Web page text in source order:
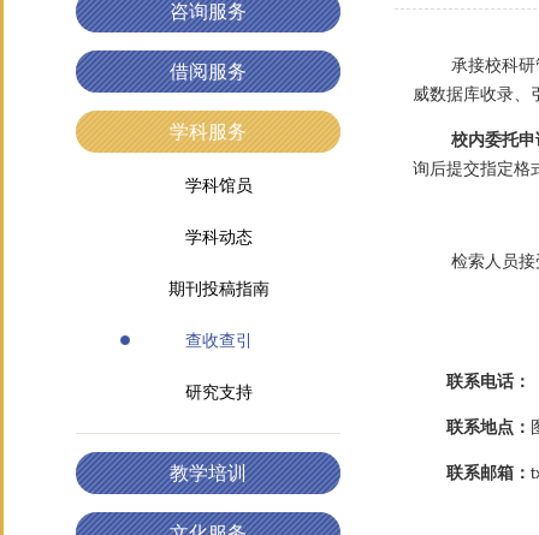
咨询服务
借阅服务
学科服务
学科馆员
学科动态
期刊投稿指南
查收查引
研究支持
教学培训
承接校科
威数据库收录、
校内委托
询后提交指定格
检索人员
联系电话：
联系地点：
联系邮箱：